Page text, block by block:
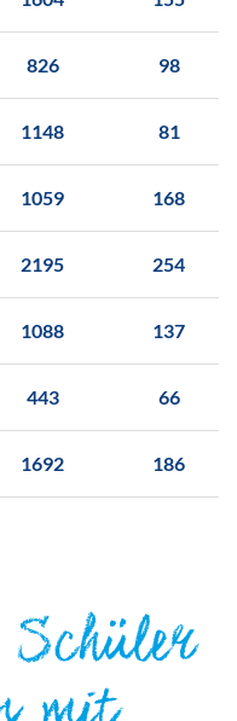
826 98
1148 81
1059 168
2195 254
1088 137
443 66
1692 186